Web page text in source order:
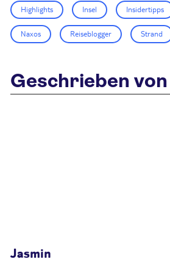
Highlights Insel Insidertipps
Naxos Reiseblogger Strand
Geschrieben von
Jasmin